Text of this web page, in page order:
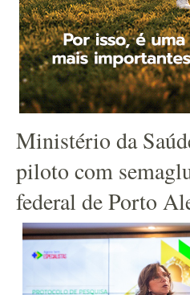
Ministério da
piloto com
federal de Porto